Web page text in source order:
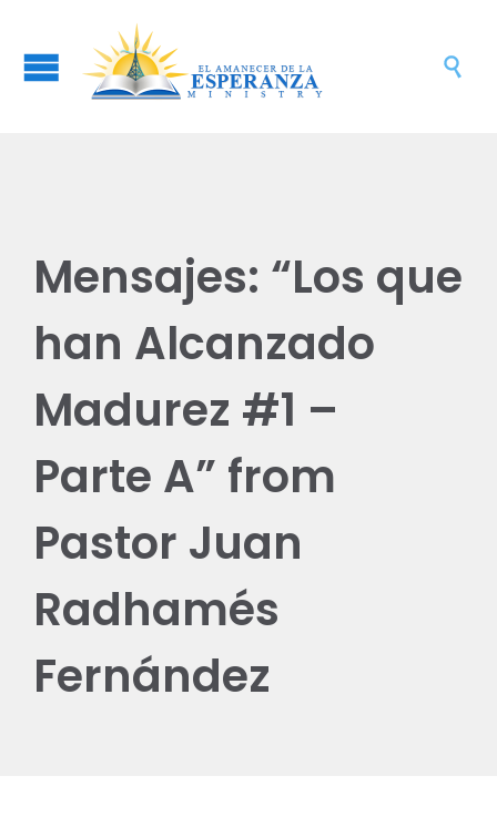

Mensajes: “Los que
han Alcanzado
Madurez #1 –
Parte A” from
Pastor Juan
Radhamés
Fernández